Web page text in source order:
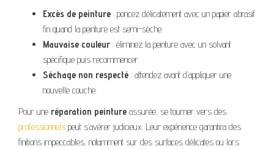
Excès de peinture : poncez délicatement avec un papier abrasif
fin quand la peinture est semi-sèche.
Mauvaise couleur : éliminez la peinture avec un solvant
spécifique puis recommencer.
Séchage non respecté : attendez avant d’appliquer une
nouvelle couche.
Pour une réparation peinture assurée, se tourner vers des
professionnels peut s’avérer judicieux. Leur expérience garantira des
finitions impeccables, notamment sur des surfaces délicates ou lors